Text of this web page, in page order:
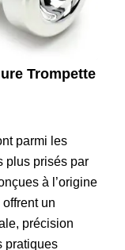
Trompette
parmi les
plus prisés par
à l’origine
un
précision
pratiques